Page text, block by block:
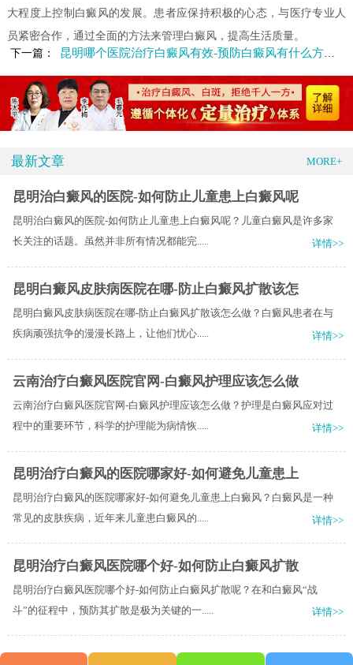
大程度上控制白癜风的发展。患者应保持积极的心态，与医疗专业人
员紧密合作，通过全面的方法来管理白癜风，提高生活质量。
下一篇：
昆明哪个医院治疗白癜风有效-预防白癜风有什么方法呢
最新文章 MORE+
昆明治白癜风的医院-如何防止儿童患上白癜风呢
昆明治白癜风的医院-如何防止儿童患上白癜风呢？儿童白癜风是许多家
长关注的话题。虽然并非所有情况都能完.....
详情>>
昆明白癜风皮肤病医院在哪-防止白癜风扩散该怎
昆明白癜风皮肤病医院在哪-防止白癜风扩散该怎么做？白癜风患者在与
疾病顽强抗争的漫漫长路上，让他们忧心.....
详情>>
云南治疗白癜风医院官网-白癜风护理应该怎么做
云南治疗白癜风医院官网-白癜风护理应该怎么做？护理是白癜风应对过
程中的重要环节，科学的护理能为病情恢.....
详情>>
昆明治疗白癜风的医院哪家好-如何避免儿童患上
昆明治疗白癜风的医院哪家好-如何避免儿童患上白癜风？白癜风是一种
常见的皮肤疾病，近年来儿童患白癜风的.....
详情>>
昆明治疗白癜风医院哪个好-如何防止白癜风扩散
昆明治疗白癜风医院哪个好-如何防止白癜风扩散呢？在和白癜风“战
斗”的征程中，预防其扩散是极为关键的一.....
详情>>